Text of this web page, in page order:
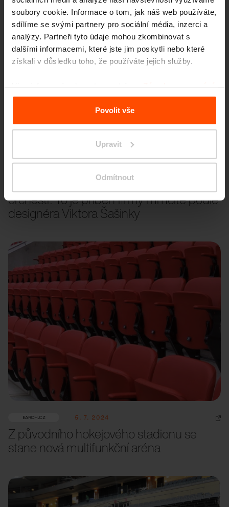
soubory cookie. Informace o tom, jak náš web používáte,
sdílíme se svými partnery pro sociální média, inzerci a
analýzy. Partneři tyto údaje mohou zkombinovat s
dalšími informacemi, které jste jim poskytli nebo které
získali v důsledku toho, že používáte jejich služby.
osobních údajů.
Povolit vše
Upravit
Odmítnout
Z komorního tělesa se stal symfonický
orchestr. To je příběh firmy mmcité podle
designéra Viktora Šašinky
EARCH.CZ 5. 7. 2024
Z původního hokejového stadionu se
stane nová multifunkční aréna